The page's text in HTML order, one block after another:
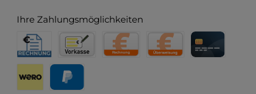
Ihre Zahlungsmöglichkeiten
Rechnung für Behörden
Vorkasse